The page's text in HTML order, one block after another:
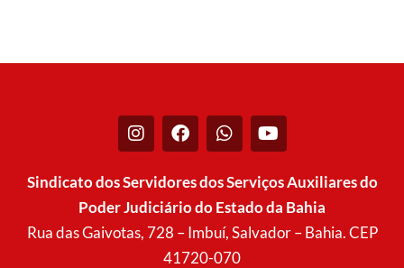
I
n
t
g
r
F
a
e
b
o
o
k
W
h
t
a
p
p
Y
o
t
u
b
e
Sindicato dos Servidores dos Serviços Auxiliares do
Poder Judiciário do Estado da Bahia
Rua das Gaivotas, 728 – Imbuí, Salvador – Bahia. CEP
41720-070